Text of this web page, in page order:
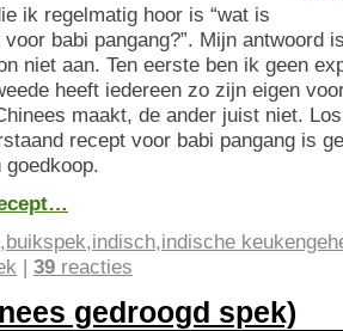
ik regelmatig hoor is “wat is
babi pangang?”. Mijn antwoord
niet aan. Ten eerste ben ik geen
heeft iedereen zo zijn eigen
maakt, de ander juist niet.
recept voor babi pangang is
,buikspek,indisch,indische
| 39 reacties
gedroogd spek)